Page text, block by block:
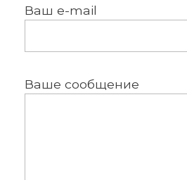
Ваш e-mail
Ваше сообщение